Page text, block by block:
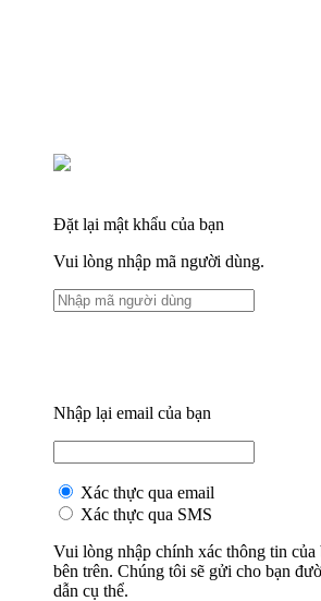
Đặt lại mật khẩu của bạn
Vui lòng nhập mã người dùng.
Nhập lại email của bạn
Xác thực qua email
Xác thực qua SMS
Vui lòng nhập chính xác thông tin của
bên trên. Chúng tôi sẽ gửi cho bạn
dẫn cụ thể.